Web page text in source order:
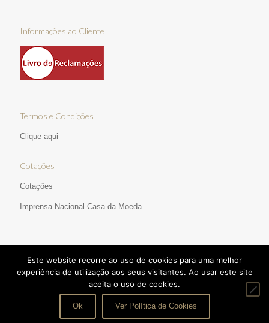
Informações ao Cliente
Termos e Condições
Clique aqui
Cotações
Cotações
Imprensa Nacional-Casa da Moeda
© 2017 Ourivesaria Manata | Direitos Reservados | Desenvolvido
por:pedroferraz.com|TERMOS E CONDIÇÕES
Este website recorre ao uso de cookies para uma melhor
experiência de utilização aos seus visitantes. Ao usar este site
aceita o uso de cookies.
Ok Ver Política de Cookies